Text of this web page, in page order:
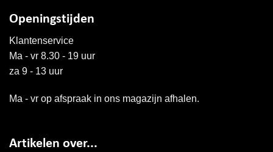
Openingstijden
Klantenservice
Ma - vr 8.30 - 19 uur
za 9 - 13 uur
Ma - vr op afspraak in ons magazijn afhalen.
Artikelen over...